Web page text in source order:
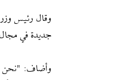
وقال رئيس
جديدة في مجال
وأضاف: "نحن